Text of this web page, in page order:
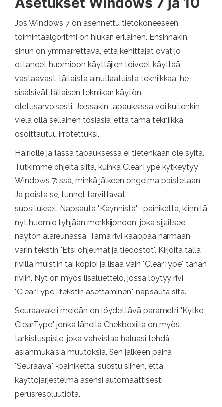
Jos Windows 7 on asennettu tietokoneeseen,
toimintaalgoritmi on hiukan erilainen. Ensinnäkin,
sinun on ymmärrettävä, että kehittäjät ovat jo
ottaneet huomioon käyttäjien toiveet käyttää
vastaavasti tällaista ainutlaatuista tekniikkaa, he
sisälsivät tällaisen tekniikan käytön
oletusarvoisesti. Joissakin tapauksissa voi kuitenkin
vielä olla sellainen tosiasia, että tämä tekniikka
osoittautuu irrotettuksi.
Häiriölle ja tässä tapauksessa ei tietenkään ole syitä.
Tutkimme ohjeita siitä, kuinka ClearType kytkeytyy
Windows 7: ssä, minkä jälkeen ongelma poistetaan.
Ja poista se, tunnet tarvittavat
suositukset. Napsauta "Käynnistä" -painiketta, kiinnitä
nyt huomio tyhjään merkkijonoon, joka sijaitsee
näytön alareunassa. Tämä rivi kaappaa harmaan
värin tekstin "Etsi ohjelmat ja tiedostot". Kirjoita tällä
rivillä muistiin tai kopioi ja lisää vain "ClearType" tähän
riviin. Nyt on myös lisäluettelo, jossa löytyy rivi
"ClearType -tekstin asettaminen", napsauta sitä.
Seuraavaksi meidän on löydettävä parametri "Kytke
ClearType", jonka lähellä Chekboxilla on myös
tarkistuspiste, joka vahvistaa haluasi tehdä
asianmukaisia ​​muutoksia. Sen jälkeen paina
"Seuraava" -painiketta, suostu siihen, että
käyttöjärjestelmä asensi automaattisesti
perusresoluutiota.